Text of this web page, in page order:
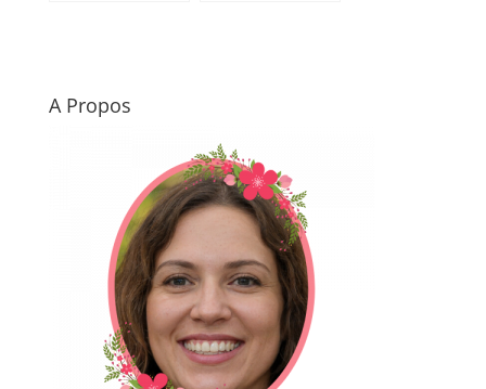
A Propos